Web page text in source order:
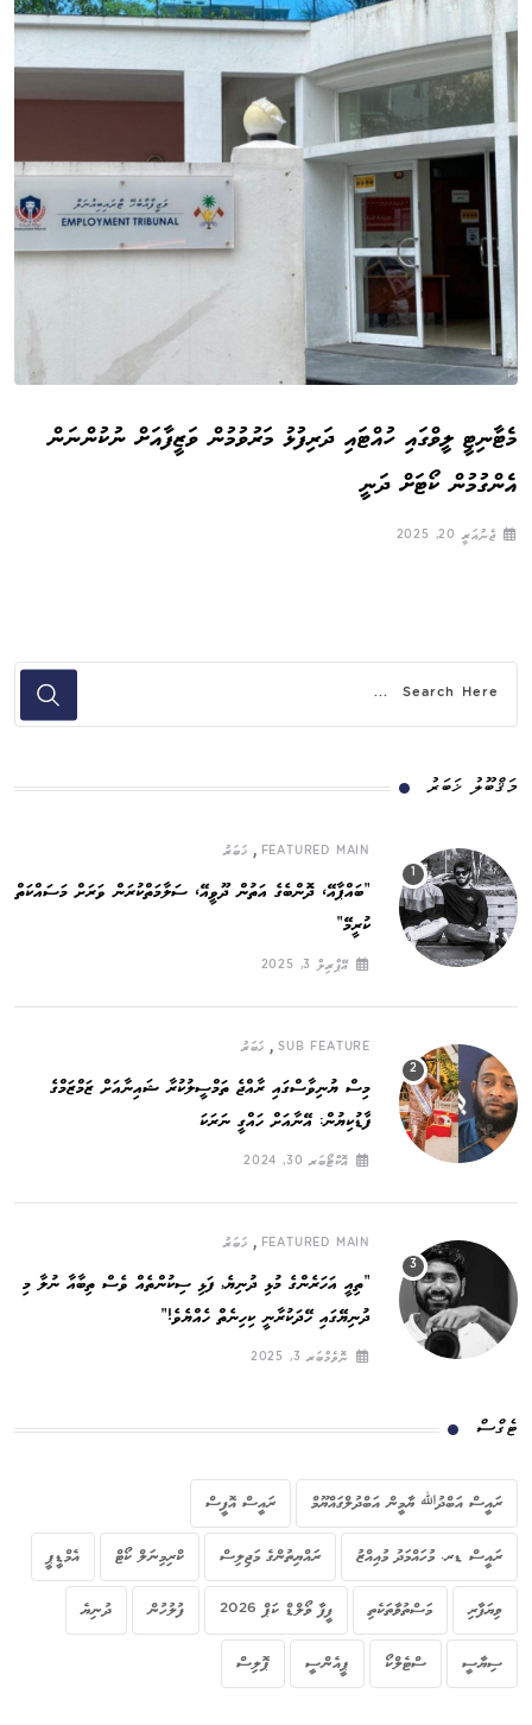
މެޓާނިޓީ ލީވްގައި ހުއްޓައި ދަރިފުޅު މަރުވުމުން ވަޒީފާއަށް ނުކުންނަން
އެންގުމުން ކޯޓަށް ދަނީ
ޖެނުއަރީ 20, 2025
މަޤްބޫލު ޚަބަރު
FEATURED MAIN
, ޚަބަރު
”ބައްޕާއޭ، ދޮންބެގެ އަތުން ދޫވީއޭ، ސަލާމަތްކުރަން ވަރަށް މަސައްކަތް
ކުރީމޭ“
އޭޕްރިލް 3, 2025
SUB FEATURE
, ޚަބަރު
މިސް ޔުނިވާސްގައި ރާއްޖެ ތަމްސީލުކުރާ ޝައިނާއަށް ޒަމްޒަމްގެ
ފާޑުކިޔުން: އޭނާއަށް ހައްގީ ނަރަކަ
އޮކްޓޯބަރ 30, 2024
FEATURED MAIN
, ޚަބަރު
”ތިއީ އަހަރެންގެ މުޅި ދުނިޔެ, ފަޅި ސިކުންތެއް ވެސް ތިބާއާ ނުލާ މި
ދުނިޔޭގައި ހޭދަކުރާނީ ކިހިނެތް ހެއްޔެވެ!“
ނޮވެމްބަރ 3, 2025
ޓެގްސް
ރައީސް އަބްދުﷲ ޔާމީން އަބްދުލްގައްޔޫމް ރައީސް އޮފީސް
ރައީސް ޑރ. މުހައްމަދު މުއިއްޒު ރައްޔިތުންގެ މަޖިލިސް ކްރިމިނަލް ކޯޓް އެމްޑީޕީ
ވިޔަފާރި މަސްތުވާތަކެތި ފީފާ ވޯލްޑް ކަޕް 2026 ފުލުހުން ދުނިޔެ
ސިޔާސީ ސްޓެލްކޯ ޕީއެންސީ ޕޮލިސް